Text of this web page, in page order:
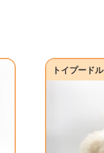
トイプードル